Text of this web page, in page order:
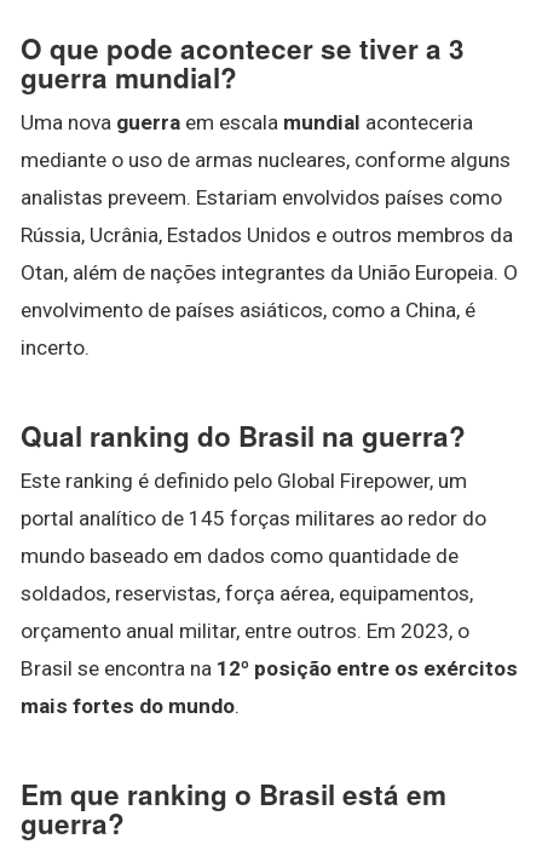
O que pode acontecer se tiver a 3
guerra mundial?
Uma nova guerra em escala mundial aconteceria
mediante o uso de armas nucleares, conforme alguns
analistas preveem. Estariam envolvidos países como
Rússia, Ucrânia, Estados Unidos e outros membros da
Otan, além de nações integrantes da União Europeia. O
envolvimento de países asiáticos, como a China, é
incerto.
Qual ranking do Brasil na guerra?
Este ranking é definido pelo Global Firepower, um
portal analítico de 145 forças militares ao redor do
mundo baseado em dados como quantidade de
soldados, reservistas, força aérea, equipamentos,
orçamento anual militar, entre outros. Em 2023, o
Brasil se encontra na 12º posição entre os exércitos
mais fortes do mundo.
Em que ranking o Brasil está em
guerra?